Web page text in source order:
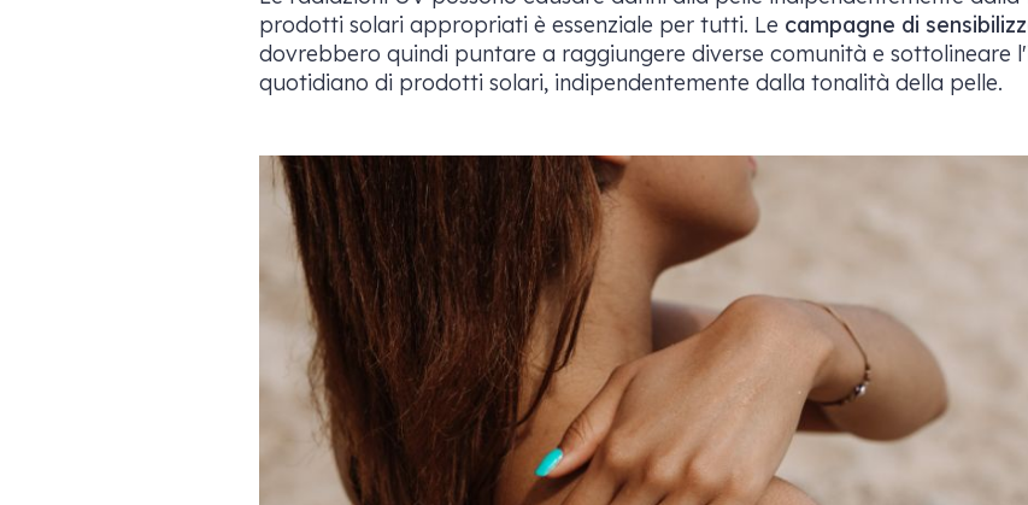
prodotti solari appropriati è essenziale per tutti. Le campagne di
dovrebbero quindi puntare a raggiungere diverse comunità e sottolineare
quotidiano di prodotti solari, indipendentemente dalla tonalità della pelle.